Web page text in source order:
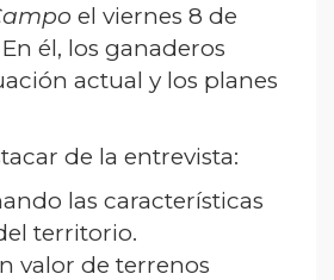
el viernes 8 de
él, los ganaderos
actual y los planes
de la entrevista:
las características
territorio.
valor de terrenos